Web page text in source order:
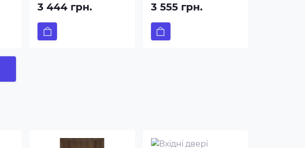
3 444 грн. 3 555 грн.